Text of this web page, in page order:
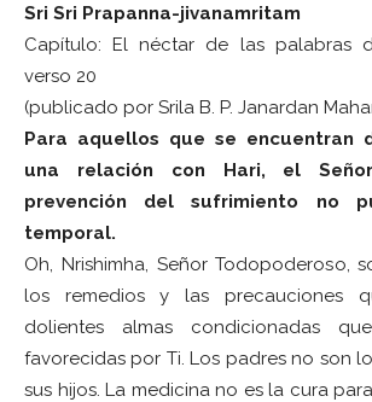
Sri Sri Prapanna-jivanamritam
Capítulo: El néctar de las palabras
verso 20
(publicado por Srila B. P. Janardan
Para aquellos que se encuentran
una relación con Hari, el
prevención del sufrimiento no
temporal.
Oh, Nrishimha, Señor Todopoderoso,
los remedios y las precauciones
dolientes almas condicionadas
favorecidas por Ti. Los padres no son
sus hijos. La medicina no es la cura